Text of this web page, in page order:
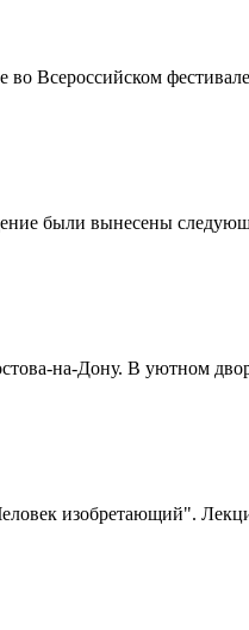
Всероссийском
были вынесены
на-Дону. В уютном
изобретающий".